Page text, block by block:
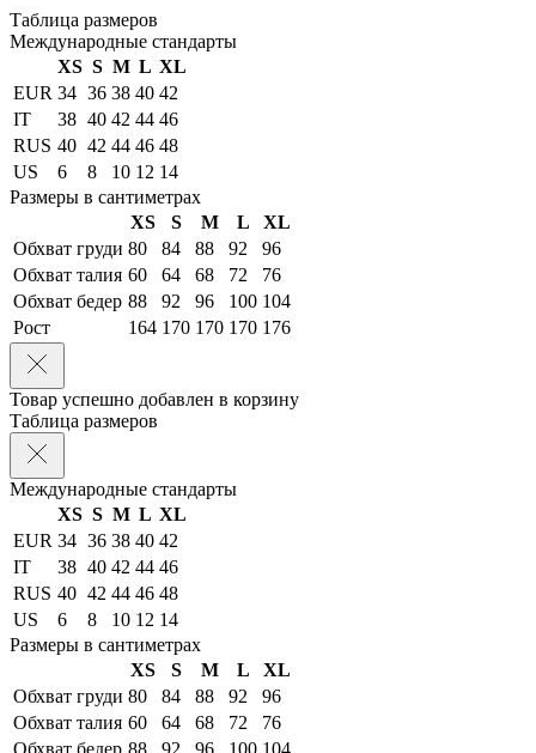
Таблица размеров
Международные стандарты
XS S M L XL
EUR 34 36 38 40 42
IT
38 40 42 44 46
RUS 40 42 44 46 48
US
6 8 10 12 14
Размеры в сантиметрах
XS
S M L
XL
Обхват груди 80 84 88 92
96
Обхват талия 60 64 68 72
76
Обхват бедер 88 92 96 100 104
Рост
164 170 170 170 176
Товар успешно добавлен в корзину
Таблица размеров
Международные стандарты
XS S M L XL
EUR 34 36 38 40 42
IT
38 40 42 44 46
RUS 40 42 44 46 48
US
6 8 10 12 14
Размеры в сантиметрах
XS
S M L
XL
Обхват груди 80 84 88 92
96
Обхват талия 60 64 68 72
76
Обхват бедер 88 92 96 100 104